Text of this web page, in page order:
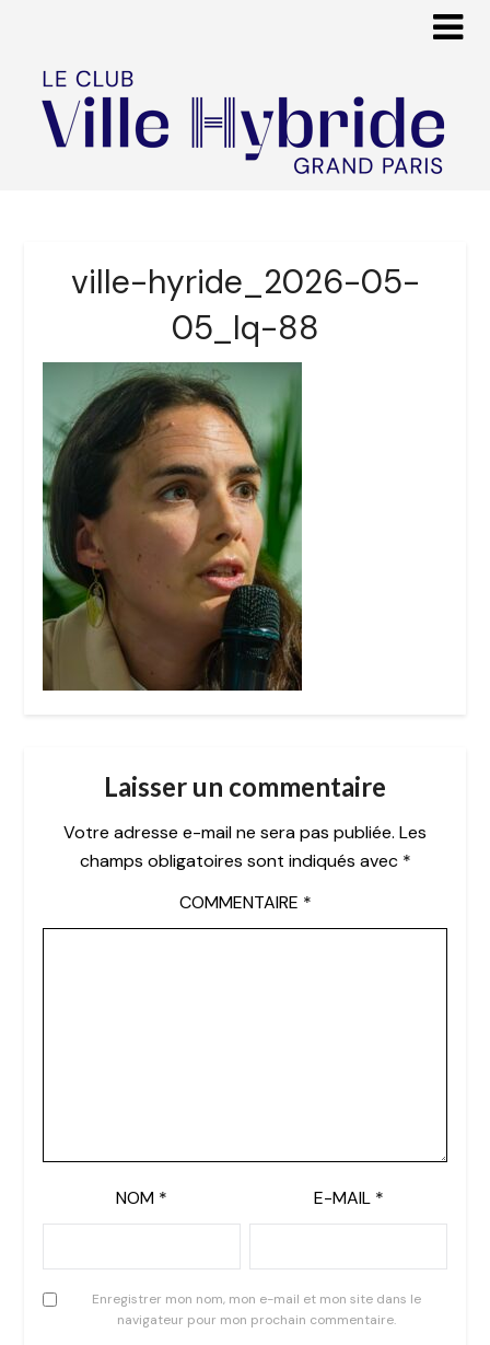
ville-hyride_2026-05-
05_lq-88
Laisser un commentaire
Votre adresse e-mail ne sera pas publiée. Les
champs obligatoires sont indiqués avec *
COMMENTAIRE *
NOM * E-MAIL *
Enregistrer mon nom, mon e-mail et mon site dans le
navigateur pour mon prochain commentaire.